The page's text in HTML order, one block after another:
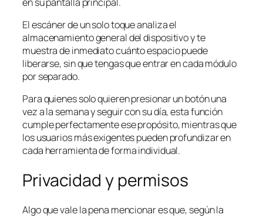
El escáner de un solo toque analiza el
almacenamiento general del dispositivo y te
muestra de inmediato cuánto espacio puede
liberarse, sin que tengas que entrar en cada módulo
por separado.
Para quienes solo quieren presionar un botón una
vez a la semana y seguir con su día, esta función
cumple perfectamente ese propósito, mientras que
los usuarios más exigentes pueden profundizar en
cada herramienta de forma individual.
Privacidad y permisos
Algo que vale la pena mencionar es que, según la